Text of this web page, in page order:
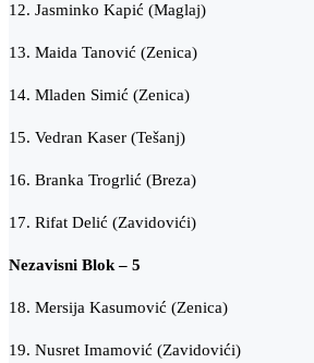
12. Jasminko Kapić (Maglaj)
13. Maida Tanović (Zenica)
14. Mladen Simić (Zenica)
15. Vedran Kaser (Tešanj)
16. Branka Trogrlić (Breza)
17. Rifat Delić (Zavidovići)
Nezavisni Blok – 5
18. Mersija Kasumović (Zenica)
19. Nusret Imamović (Zavidovići)